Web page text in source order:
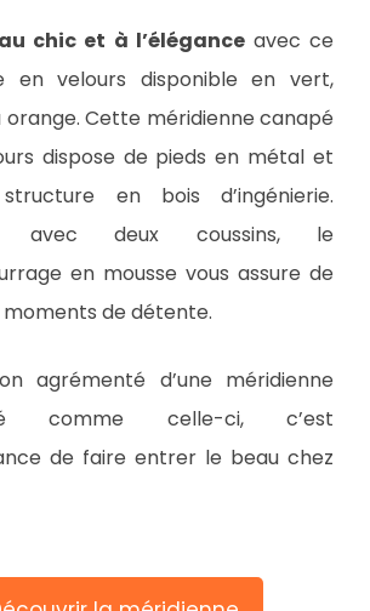
chic et à l’élégance avec ce
en velours disponible en vert,
orange. Cette méridienne canapé
dispose de pieds en métal et
structure en bois d’ingénierie.
avec deux coussins, le
en mousse vous assure de
de détente.
agrémenté d’une méridienne
comme celle-ci, c’est
de faire entrer le beau chez